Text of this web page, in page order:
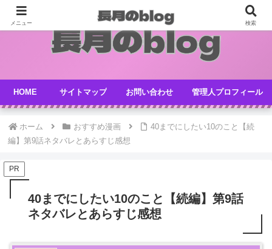
HOME サイトマップ お問い合わせ 管理人プロフィール
ホーム おすすめ漫画
40までにしたい10のこと【続
編】第9話ネタバレとあらすじ感想
PR
40までにしたい10のこと【続編】第9話
ネタバレとあらすじ感想
メニュー 検索